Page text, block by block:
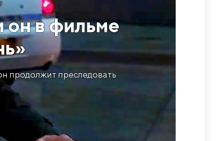
он в фильме
продолжит преследовать